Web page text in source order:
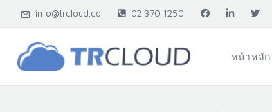
info@trcloud.co 02 370 1250
หน้าหลัก